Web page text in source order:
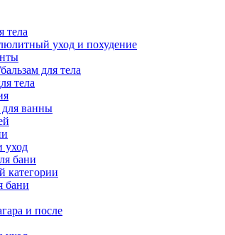
тела
уход и похудение
для тела
тела
для ванны
уход
бани
категории
бани
и после